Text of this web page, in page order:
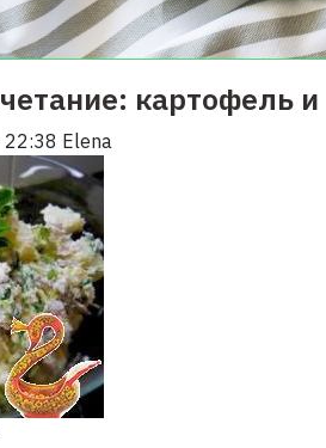
картофель
Elena